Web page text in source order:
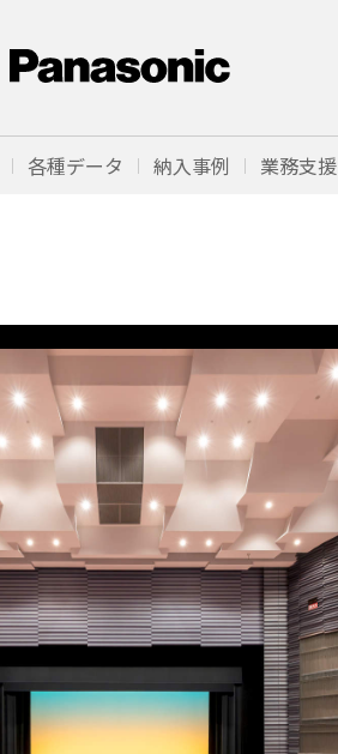
各種データ 納入事例 業務支援